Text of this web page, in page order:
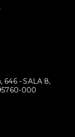
646 - SALA 8,
000